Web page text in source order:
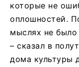
которые не
оплошностей.
мыслях не было
– сказал в
дома культуры